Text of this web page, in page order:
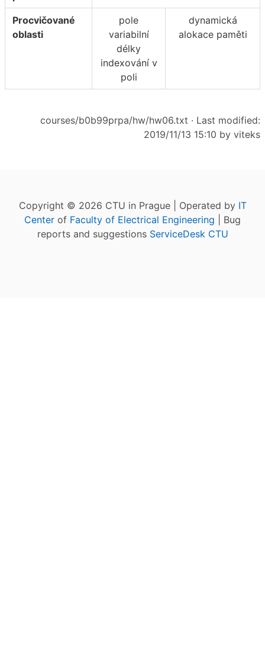
Procvičované
oblasti
pole
variabilní
délky
indexování v
poli
dynamická
alokace paměti
courses/b0b99prpa/hw/hw06.txt · Last modified:
2019/11/13 15:10 by viteks
Copyright © 2026 CTU in Prague | Operated by IT
Center of Faculty of Electrical Engineering | Bug
reports and suggestions ServiceDesk CTU